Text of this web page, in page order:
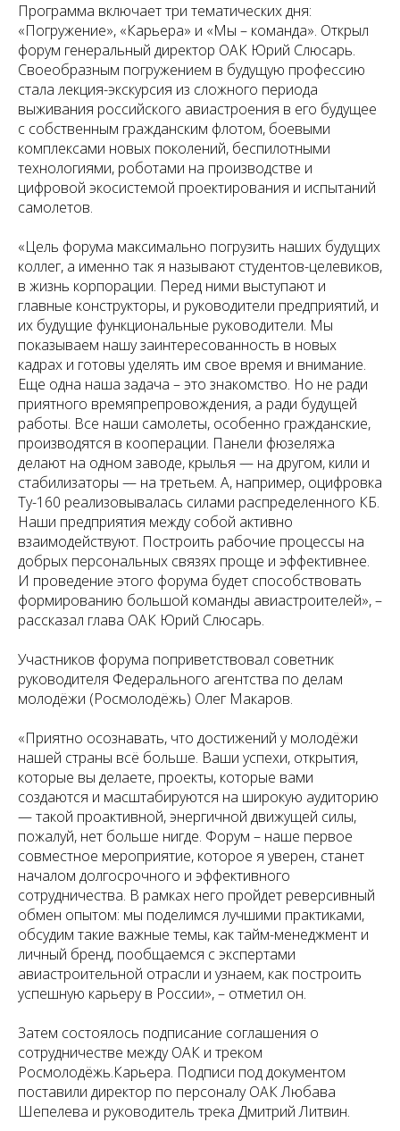
Программа включает три тематических дня:
«Погружение», «Карьера» и «Мы – команда». Открыл
форум генеральный директор ОАК Юрий Слюсарь.
Своеобразным погружением в будущую профессию
стала лекция-экскурсия из сложного периода
выживания российского авиастроения в его будущее
с собственным гражданским флотом, боевыми
комплексами новых поколений, беспилотными
технологиями, роботами на производстве и
цифровой экосистемой проектирования и испытаний
самолетов.
«Цель форума максимально погрузить наших будущих
коллег, а именно так я называют студентов-целевиков,
в жизнь корпорации. Перед ними выступают и
главные конструкторы, и руководители предприятий, и
их будущие функциональные руководители. Мы
показываем нашу заинтересованность в новых
кадрах и готовы уделять им свое время и внимание.
Еще одна наша задача – это знакомство. Но не ради
приятного времяпрепровождения, а ради будущей
работы. Все наши самолеты, особенно гражданские,
производятся в кооперации. Панели фюзеляжа
делают на одном заводе, крылья — на другом, кили и
стабилизаторы — на третьем. А, например, оцифровка
Ту-160 реализовывалась силами распределенного КБ.
Наши предприятия между собой активно
взаимодействуют. Построить рабочие процессы на
добрых персональных связях проще и эффективнее.
И проведение этого форума будет способствовать
формированию большой команды авиастроителей», –
рассказал глава ОАК Юрий Слюсарь.
Участников форума поприветствовал советник
руководителя Федерального агентства по делам
молодёжи (Росмолодёжь) Олег Макаров.
«Приятно осознавать, что достижений у молодёжи
нашей страны всё больше. Ваши успехи, открытия,
которые вы делаете, проекты, которые вами
создаются и масштабируются на широкую аудиторию
— такой проактивной, энергичной движущей силы,
пожалуй, нет больше нигде. Форум – наше первое
совместное мероприятие, которое я уверен, станет
началом долгосрочного и эффективного
сотрудничества. В рамках него пройдет реверсивный
обмен опытом: мы поделимся лучшими практиками,
обсудим такие важные темы, как тайм-менеджмент и
личный бренд, пообщаемся с экспертами
авиастроительной отрасли и узнаем, как построить
успешную карьеру в России», – отметил он.
Затем состоялось подписание соглашения о
сотрудничестве между ОАК и треком
Росмолодёжь.Карьера. Подписи под документом
поставили директор по персоналу ОАК Любава
Шепелева и руководитель трека Дмитрий Литвин.